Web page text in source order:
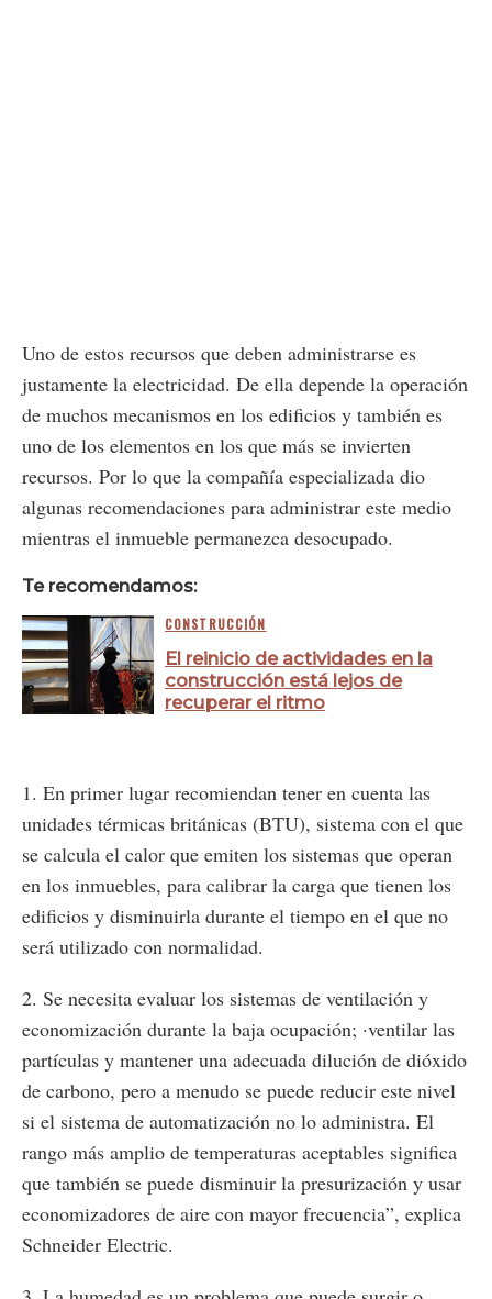
Uno de estos recursos que deben administrarse es
justamente la electricidad. De ella depende la operación
de muchos mecanismos en los edificios y también es
uno de los elementos en los que más se invierten
recursos. Por lo que la compañía especializada dio
algunas recomendaciones para administrar este medio
mientras el inmueble permanezca desocupado.
Te recomendamos:
CONSTRUCCIÓN
El reinicio de actividades en la
construcción está lejos de
recuperar el ritmo
1. En primer lugar recomiendan tener en cuenta las
unidades térmicas británicas (BTU), sistema con el que
se calcula el calor que emiten los sistemas que operan
en los inmuebles, para calibrar la carga que tienen los
edificios y disminuirla durante el tiempo en el que no
será utilizado con normalidad.
2. Se necesita evaluar los sistemas de ventilación y
economización durante la baja ocupación; ·ventilar las
partículas y mantener una adecuada dilución de dióxido
de carbono, pero a menudo se puede reducir este nivel
si el sistema de automatización no lo administra. El
rango más amplio de temperaturas aceptables significa
que también se puede disminuir la presurización y usar
economizadores de aire con mayor frecuencia”, explica
Schneider Electric.